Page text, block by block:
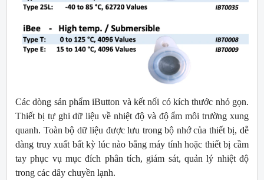
Các dòng sản phẩm iButton và kết nối có kích thước nhỏ gọn.
Thiết bị tự ghi dữ liệu về nhiệt độ và độ ẩm môi trường xung
quanh. Toàn bộ dữ liệu được lưu trong bộ nhớ của thiết bị, dễ
dàng truy xuất bất kỳ lúc nào bằng máy tính hoặc thiết bị cầm
tay phục vụ mục đích phân tích, giám sát, quản lý nhiệt độ
trong các dây chuyền lạnh.